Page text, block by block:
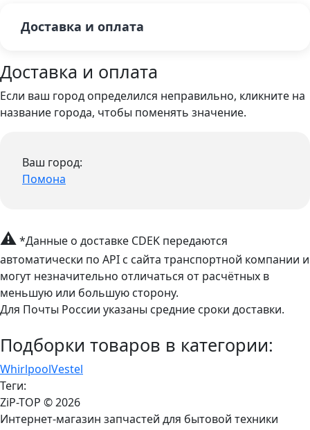
Доставка и оплата
Доставка и оплата
Если ваш город определился неправильно, кликните на
название города, чтобы поменять значение.
Ваш город:
Помона
⚠*Данные о доставке CDEK передаются
автоматически по API с сайта транспортной компании и
могут незначительно отличаться от расчётных в
меньшую или большую сторону.
Для Почты России указаны средние сроки доставки.
Подборки товаров в категории:
WhirlpoolVestel
Теги:
ZiP-TOP © 2026
Интернет-магазин запчастей для бытовой техники